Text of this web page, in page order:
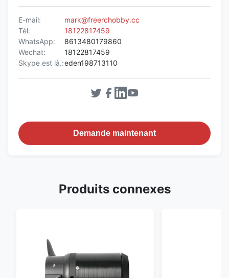
E-mail:
mark@freerchobby.cc
Tél:
18122817459
WhatsApp:
8613480179860
Wechat:
18122817459
Skype est là.:eden198713110
Demande maintenant
Produits connexes